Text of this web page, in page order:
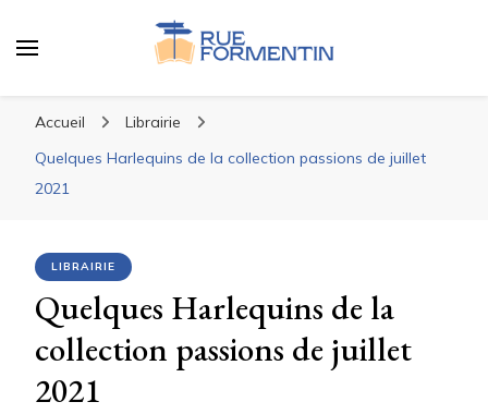
Accueil
Librairie
Quelques Harlequins de la collection passions de juillet
2021
LIBRAIRIE
Quelques Harlequins de la
collection passions de juillet
2021